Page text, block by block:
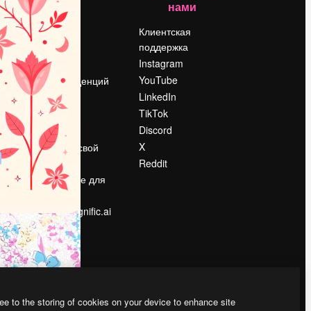
Цены
О нас
Reviews
Вакансии
Поиск тенденций
Блог
События
Slidesgo
Продайте свой
контент
Помещение для
прессы
Ищете magnific.ai
нами
Клиентская
поддержка
Instagram
YouTube
LinkedIn
TikTok
Discord
X
Reddit
to the storing of cookies on your device to enhance site